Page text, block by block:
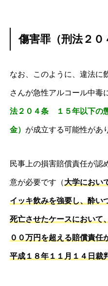
傷害罪（刑法２０
なお、このように、違法に
さんが急性アルコール中毒
法２０４条 １５年以下の
金） が成立する可能性があ
民事上の損害賠償責任が認
意が必要です（大学におい
イッキ飲みを強要し、酔い
死亡させたケースにおいて
００万円を超える賠償責任
平成１８年１１月１４日裁